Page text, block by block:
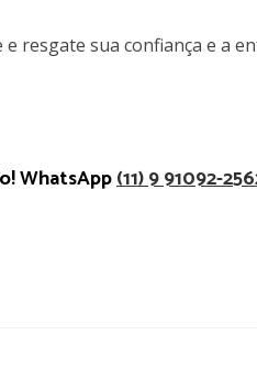
resgate sua confiança e a
WhatsApp(11) 9 91092-